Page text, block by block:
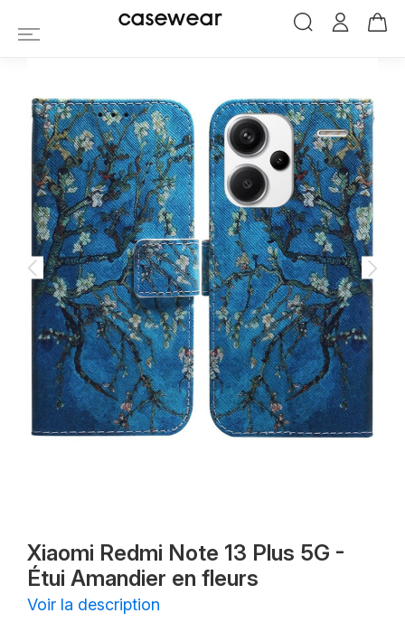
Étui Xiaomi Redmi Note 13 Plus 5G
casewear
Xiaomi Redmi Note 13 Plus 5G -
Étui Amandier en fleurs
Voir la description